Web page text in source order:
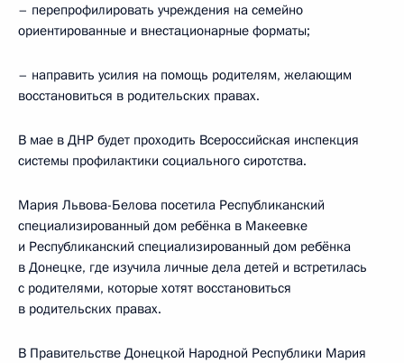
– перепрофилировать учреждения на семейно
ориентированные и внестационарные форматы;
– направить усилия на помощь родителям, желающим
восстановиться в родительских правах.
В мае в ДНР будет проходить Всероссийская инспекция
системы профилактики социального сиротства.
Мария Львова-Белова посетила Республиканский
специализированный дом ребёнка в Макеевке
и Республиканский специализированный дом ребёнка
в Донецке, где изучила личные дела детей и встретилась
с родителями, которые хотят восстановиться
в родительских правах.
В Правительстве Донецкой Народной Республики Мария